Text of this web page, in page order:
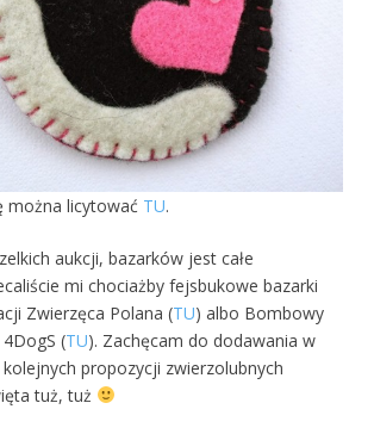
można licytować TU.
aukcji, bazarków jest całe
mi chociażby fejsbukowe bazarki
Zwierzęca Polana (TU) albo Bombowy
(TU). Zachęcam do dodawania w
propozycji zwierzolubnych
tuż, tuż